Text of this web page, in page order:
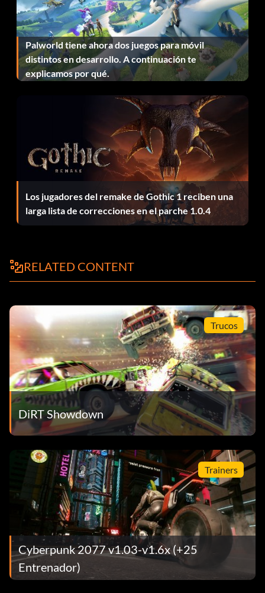
Palworld tiene ahora dos juegos para móvil
distintos en desarrollo. A continuación te
explicamos por qué.
Los jugadores del remake de Gothic 1 reciben una
larga lista de correcciones en el parche 1.0.4
RELATED CONTENT
Trucos
DiRT Showdown
Trainers
Cyberpunk 2077 v1.03-v1.6x (+25
Entrenador)